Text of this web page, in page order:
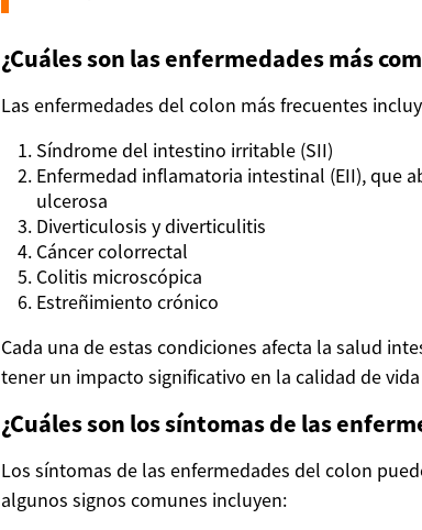
¿Cuáles son las enfermedades más
Las enfermedades del colon más frecuentes
Síndrome del intestino irritable (SII)
Enfermedad inflamatoria intestinal (EII), que
ulcerosa
Diverticulosis y diverticulitis
Cáncer colorrectal
Colitis microscópica
Estreñimiento crónico
Cada una de estas condiciones afecta la salud
tener un impacto significativo en la calidad de
¿Cuáles son los síntomas de las
Los síntomas de las enfermedades del colon
algunos signos comunes incluyen: